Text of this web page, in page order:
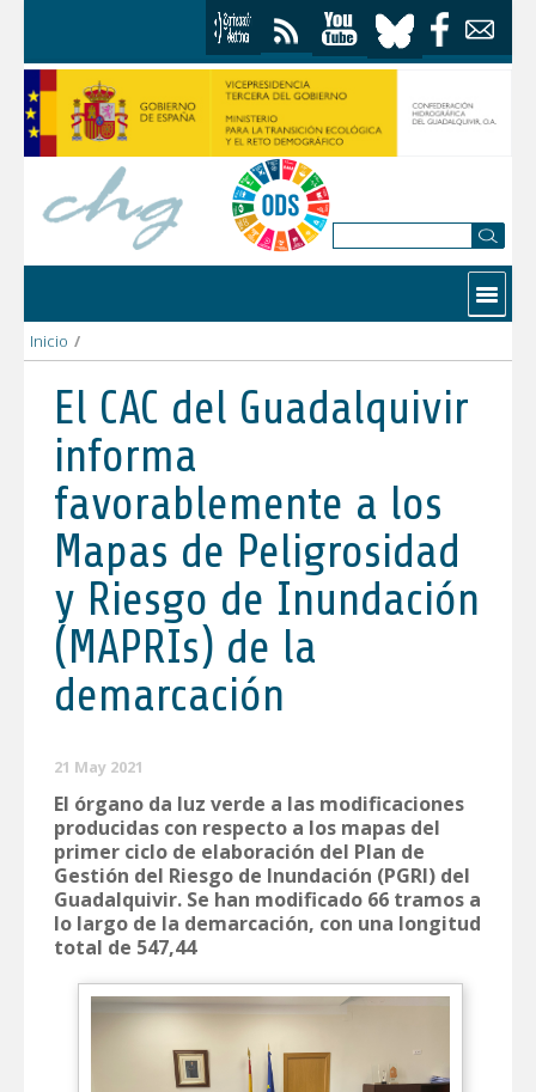
Contactar
Inicio /
El CAC del Guadalquivir
informa
favorablemente a los
Mapas de Peligrosidad
y Riesgo de Inundación
(MAPRIs) de la
demarcación
21 May 2021
El órgano da luz verde a las modificaciones
producidas con respecto a los mapas del
primer ciclo de elaboración del Plan de
Gestión del Riesgo de Inundación (PGRI) del
Guadalquivir. Se han modificado 66 tramos a
lo largo de la demarcación, con una longitud
total de 547,44